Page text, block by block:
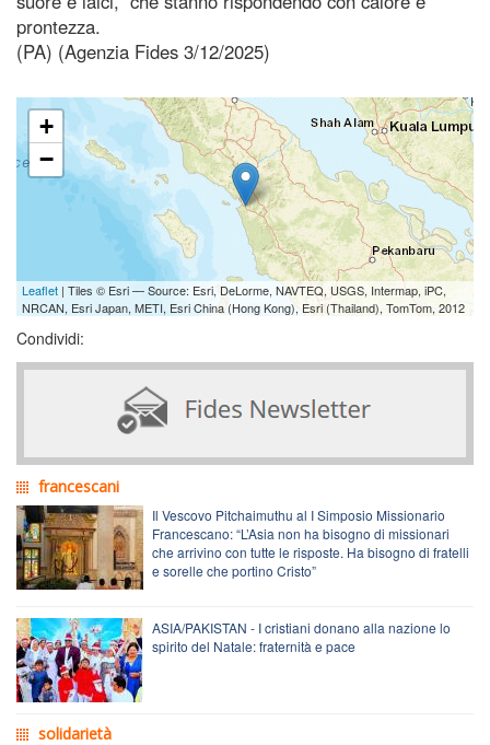
prontezza.
(PA) (Agenzia Fides 3/12/2025)
+
−
Leaflet | Tiles © Esri — Source: Esri, DeLorme, NAVTEQ, USGS, Intermap, iPC,
NRCAN, Esri Japan, METI, Esri China (Hong Kong), Esri (Thailand), TomTom, 2012
Condividi:
francescani
Il Vescovo Pitchaimuthu al I Simposio Missionario
Francescano: “L’Asia non ha bisogno di missionari
che arrivino con tutte le risposte. Ha bisogno di fratelli
e sorelle che portino Cristo”
ASIA/PAKISTAN - I cristiani donano alla nazione lo
spirito del Natale: fraternità e pace
solidarietà